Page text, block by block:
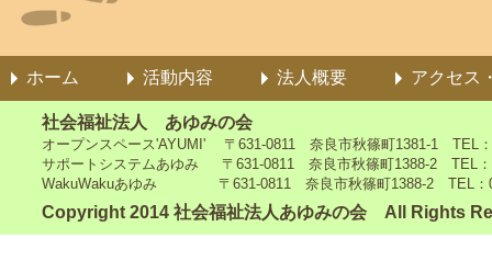
ホーム 活動内容 法人概要 アクセス
社会福祉法人 あゆみの会
オープンスペース'AYUMI' 〒631-0811 奈良市秋篠町1381-1 TEL
サポートシステムあゆみ 〒631-0811 奈良市秋篠町1388-2 TEL：
WakuWakuあゆみ 〒631-0811 奈良市秋篠町1388-2 TEL：
Copyright 2014 社会福祉法人あゆみの会 All Rights